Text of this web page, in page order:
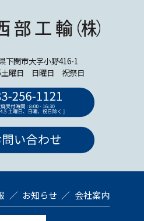
下関市大字小野416-1
曜日 日曜日 祝祭日
お知らせ 会社案内